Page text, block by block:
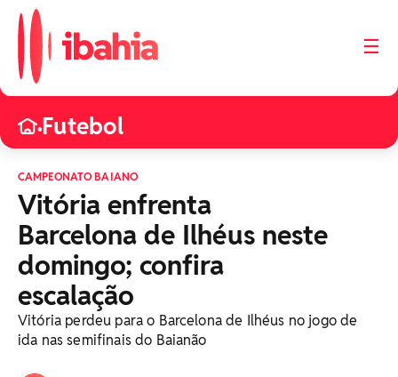
☰
•Futebol
CAMPEONATO BAIANO
Vitória enfrenta
Barcelona de Ilhéus neste
domingo; confira
escalação
Vitória perdeu para o Barcelona de Ilhéus no jogo de
ida nas semifinais do Baianão